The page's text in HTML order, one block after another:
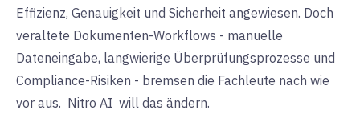
Effizienz, Genauigkeit und Sicherheit angewiesen. Doch
veraltete Dokumenten-Workflows - manuelle
Dateneingabe, langwierige Überprüfungsprozesse und
Compliance-Risiken - bremsen die Fachleute nach wie
vor aus. Nitro AI will das ändern.